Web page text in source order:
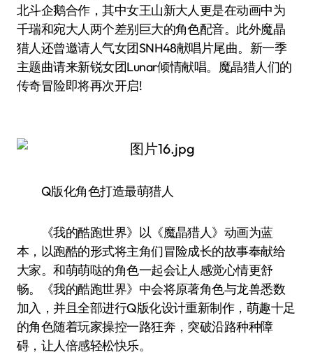
北斗企鹅合作，其中女王山新大人更是在动画中为
千瑞和宛大人两个差别巨大的角色配音。此外魔晶
猎人还曾邀请人气女团SNH48献唱片尾曲。新一季
主题曲请来新锐女团Lunar倾情献唱。魔晶猎人们的
传奇冒险即将再次开启!
Q版化角色打造最萌猎人
《我的酷跑世界》以《魔晶猎人》动画为蓝
本，以跑酷的形式将主角们冒险成长的故事奉献给
大家。和萌萌哒的角色一起会让人感觉心情更舒
畅。《我的酷跑世界》中会将原著角色与龙兽悉数
加入，并且全部进行Q版化设计重新制作，萌趣十足
的角色随着玩家操控一路狂奔，突破沿路种种障
碍，让人倍感轻松快乐。